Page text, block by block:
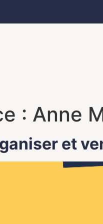
: Anne
et